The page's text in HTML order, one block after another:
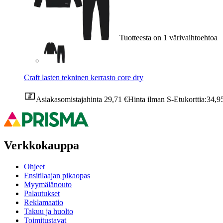
Tuotteesta on 1 värivaihtoehtoa
Craft lasten tekninen kerrasto core dry
Asiakasomistajahinta 29,71 €Hinta ilman S-Etukorttia:
Verkkokauppa
Ohjeet
Ensitilaajan pikaopas
Myymälänouto
Palautukset
Reklamaatio
Takuu ja huolto
Toimitustavat